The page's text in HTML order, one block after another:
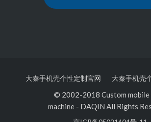
大秦手机壳个性定制官网 大秦手机壳
© 2002-2018 Custom mobile
machine- DAQIN All Rights